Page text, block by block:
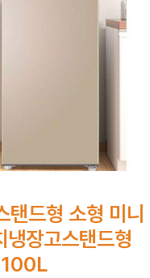
탠드형 소형 미니
장고스탠드형
100L